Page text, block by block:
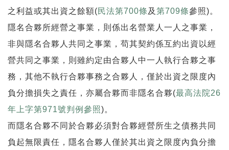
之利益或其出資之餘額(民法第700條 及 第709條參照)。
隱名合夥所經營之事業，則係出名營業人一人之事業，
非與隱名合夥人共同之事業，苟其契約係互約出資以經
營共同之事業，則雖約定由合夥人中一人執行合夥之事
務，其他不執行合夥事務之合夥人，僅於出資之限度內
負分擔損失之責任，亦屬合夥而非隱名合夥(最高法院26
年上字第971號判例參照)。
而隱名合夥不同於合夥必須對合夥經營所生之債務共同
負起無限責任，隱名合夥人僅於其出資之限度內負分擔